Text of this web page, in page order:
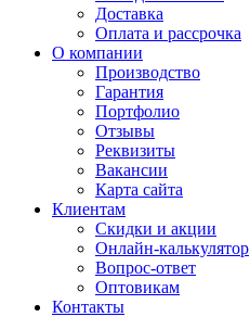
Доставка
Оплата и рассрочка
О компании
Производство
Гарантия
Портфолио
Отзывы
Реквизиты
Вакансии
Карта сайта
Клиентам
Скидки и акции
Онлайн-калькулятор
Вопрос-ответ
Оптовикам
Контакты